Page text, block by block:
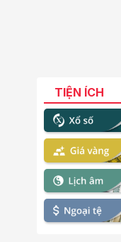
TIỆN ÍCH